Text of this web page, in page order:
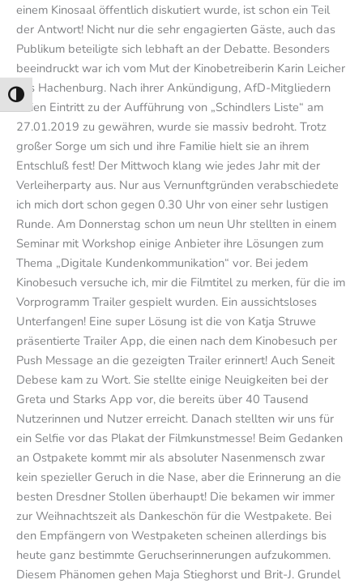
Umschalten auf hohe Kontraste
einem Kinosaal öffentlich diskutiert wurde, ist schon ein Teil
der Antwort! Nicht nur die sehr engagierten Gäste, auch das
Publikum beteiligte sich lebhaft an der Debatte. Besonders
beeindruckt war ich vom Mut der Kinobetreiberin Karin Leicher
aus Hachenburg. Nach ihrer Ankündigung, AfD-Mitgliedern
freien Eintritt zu der Aufführung von „Schindlers Liste“ am
27.01.2019 zu gewähren, wurde sie massiv bedroht. Trotz
großer Sorge um sich und ihre Familie hielt sie an ihrem
Entschluß fest! Der Mittwoch klang wie jedes Jahr mit der
Verleiherparty aus. Nur aus Vernunftgründen verabschiedete
ich mich dort schon gegen 0.30 Uhr von einer sehr lustigen
Runde. Am Donnerstag schon um neun Uhr stellten in einem
Seminar mit Workshop einige Anbieter ihre Lösungen zum
Thema „Digitale Kundenkommunikation“ vor. Bei jedem
Kinobesuch versuche ich, mir die Filmtitel zu merken, für die im
Vorprogramm Trailer gespielt wurden. Ein aussichtsloses
Unterfangen! Eine super Lösung ist die von Katja Struwe
präsentierte Trailer App, die einen nach dem Kinobesuch per
Push Message an die gezeigten Trailer erinnert! Auch Seneit
Debese kam zu Wort. Sie stellte einige Neuigkeiten bei der
Greta und Starks App vor, die bereits über 40 Tausend
Nutzerinnen und Nutzer erreicht. Danach stellten wir uns für
ein Selfie vor das Plakat der Filmkunstmesse! Beim Gedanken
an Ostpakete kommt mir als absoluter Nasenmensch zwar
kein spezieller Geruch in die Nase, aber die Erinnerung an die
besten Dresdner Stollen überhaupt! Die bekamen wir immer
zur Weihnachtszeit als Dankeschön für die Westpakete. Bei
den Empfängern von Westpaketen scheinen allerdings bis
heute ganz bestimmte Geruchserinnerungen aufzukommen.
Diesem Phänomen gehen Maja Stieghorst und Brit-J. Grundel